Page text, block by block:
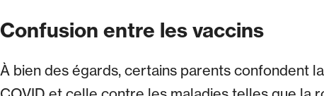
Confusion entre les vaccins
À bien des égards, certains parents confondent